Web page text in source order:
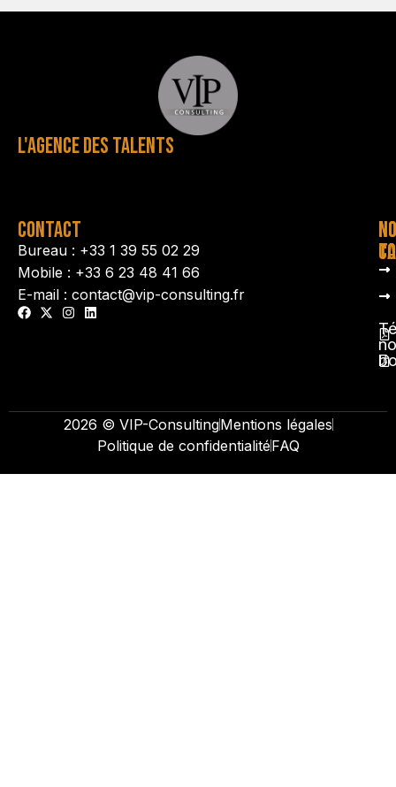
L'AGENCE DES TALENTS
CONTACT
Bureau : +33 1 39 55 02 29
Mobile : +33 6 23 48 41 66
E-mail : contact@vip-consulting.fr
2026 © VIP-ConsultingMentions légales
Politique de confidentialitéFAQ